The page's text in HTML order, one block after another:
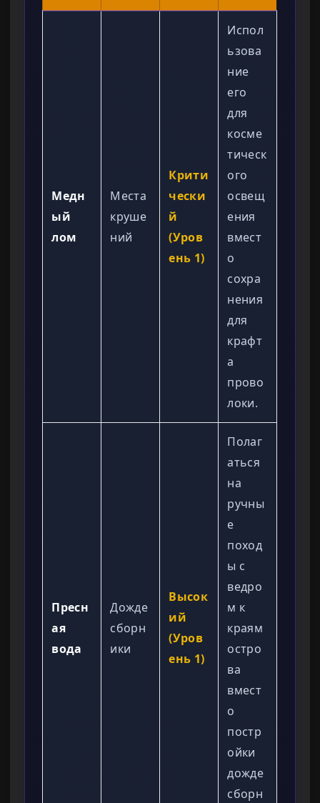
Медн
ый
лом
Места
круше
ний
Крити
чески
й
(Уров
ень 1)
Испол
ьзова
ние
его
для
косме
тическ
ого
освещ
ения
вмест
о
сохра
нения
для
крафт
а
прово
локи.
Пресн
ая
вода
Дожде
сборн
ики
Высок
ий
(Уров
ень 1)
Полаг
аться
на
ручны
е
поход
ы с
ведро
м к
краям
остро
ва
вмест
о
постр
ойки
дожде
сборн